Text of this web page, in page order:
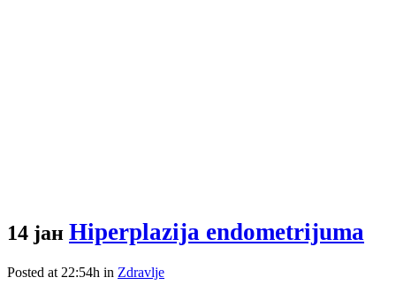
14 јан Hiperplazija endometrijuma
Posted at 22:54h in Zdravlje